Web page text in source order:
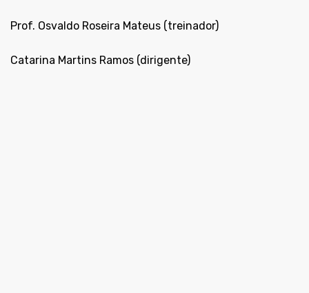
Prof. Osvaldo Roseira Mateus (treinador)
Catarina Martins Ramos (dirigente)